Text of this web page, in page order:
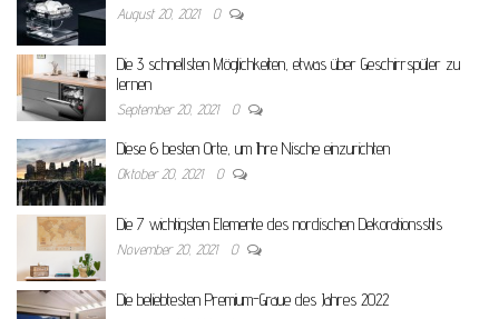
August 20, 2021 0
Die 3 schnellsten Möglichkeiten, etwas über Geschirrspüler zu
lernen
September 20, 2021 0
Diese 6 besten Orte, um Ihre Nische einzurichten
Oktober 20, 2021 0
Die 7 wichtigsten Elemente des nordischen Dekorationsstils
November 20, 2021 0
Die beliebtesten Premium-Graue des Jahres 2022